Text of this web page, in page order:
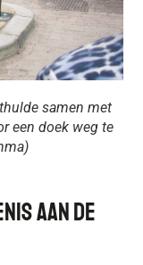
samen met
een doek weg te
Aan De